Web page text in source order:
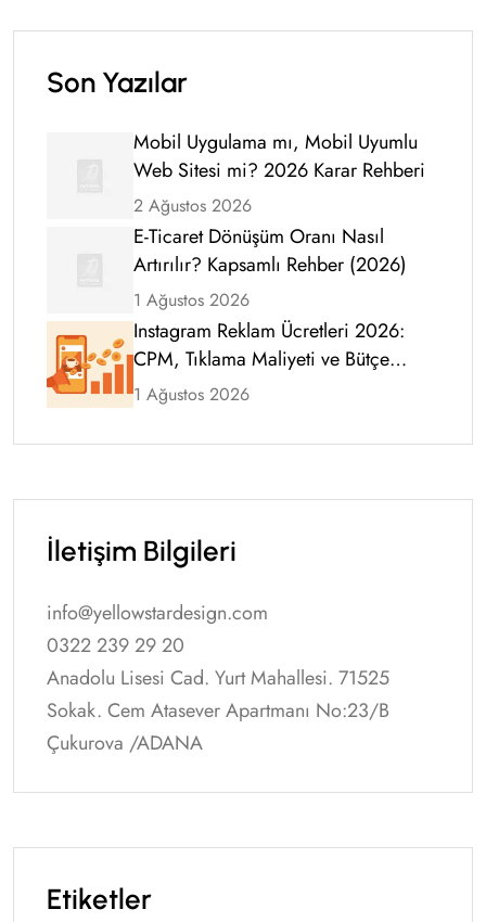
Son Yazılar
Mobil Uygulama mı, Mobil Uyumlu
Web Sitesi mi? 2026 Karar Rehberi
2 Ağustos 2026
E-Ticaret Dönüşüm Oranı Nasıl
Artırılır? Kapsamlı Rehber (2026)
1 Ağustos 2026
Instagram Reklam Ücretleri 2026:
CPM, Tıklama Maliyeti ve Bütçe
Rehberi
1 Ağustos 2026
İletişim Bilgileri
info@yellowstardesign.com
0322 239 29 20
Anadolu Lisesi Cad. Yurt Mahallesi. 71525
Sokak. Cem Atasever Apartmanı No:23/B
Çukurova /ADANA
Etiketler